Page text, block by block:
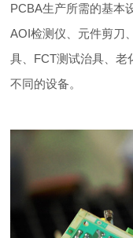
PCBA生产所需的基本
AOI检测仪、元件剪刀
具、FCT测试治具、老
不同的设备。